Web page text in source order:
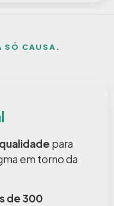
SÓ CAUSA.
para
em torno da
de 300